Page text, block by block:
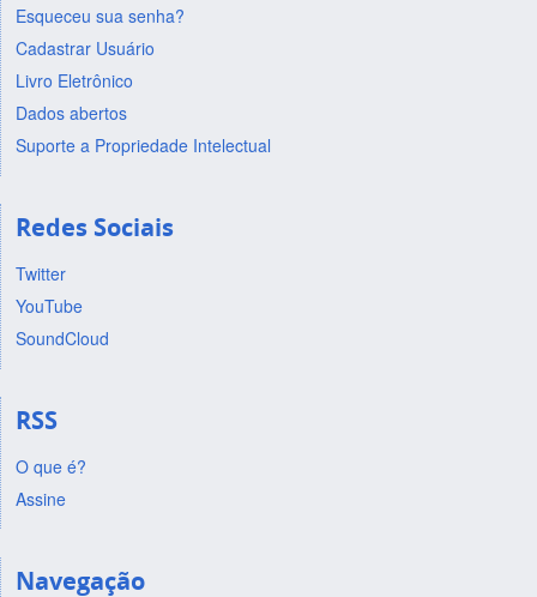
Esqueceu sua senha?
Cadastrar Usuário
Livro Eletrônico
Dados abertos
Suporte a Propriedade Intelectual
Redes Sociais
Twitter
YouTube
SoundCloud
RSS
O que é?
Assine
Navegação